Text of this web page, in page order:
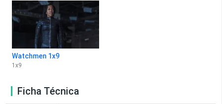
Watchmen 1x9
1 x9
Ficha Técnica